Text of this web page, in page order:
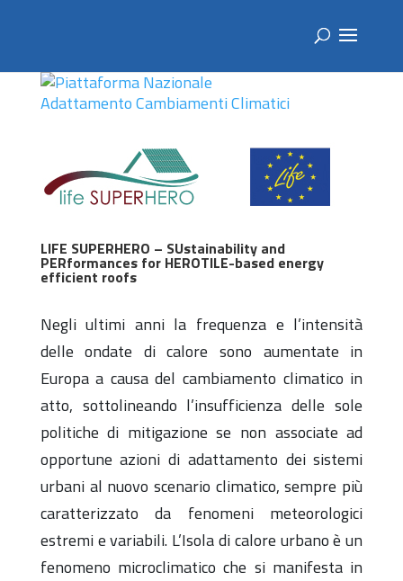
LIFE SUPERHERO – SUstainability and
PERformances for HEROTILE-based energy
efficient roofs
Negli ultimi anni la frequenza e l’intensità
delle ondate di calore sono aumentate in
Europa a causa del cambiamento climatico in
atto, sottolineando l’insufficienza delle sole
politiche di mitigazione se non associate ad
opportune azioni di adattamento dei sistemi
urbani al nuovo scenario climatico, sempre più
caratterizzato da fenomeni meteorologici
estremi e variabili. L’Isola di calore urbano è un
fenomeno microclimatico che si manifesta in